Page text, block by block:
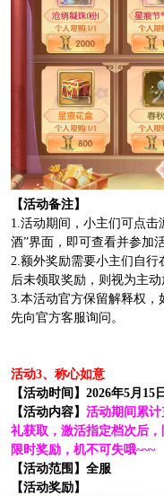
【活动备注】
1.活动期间，小主们可点击
酒”界面，即可查看并参加活
2.额外奖励需要小主们自
后未领取奖励，则视为主动
3.本活动官方保留解释权
先向官方客服询问。
活动3、称心如意
【活动时间】2026年5月15
【活动内容】 活动期间累
礼获取，激活指定档次后
限时奖励，机不可失哦~~~
【活动范围】全服
【活动奖励】